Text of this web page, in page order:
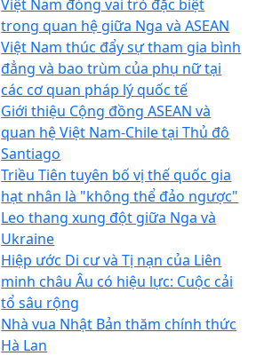
Việt Nam đóng vai trò đặc biệt
trong quan hệ giữa Nga và ASEAN
Việt Nam thúc đẩy sự tham gia bình
đẳng và bao trùm của phụ nữ tại
các cơ quan pháp lý quốc tế
Giới thiệu Cộng đồng ASEAN và
quan hệ Việt Nam-Chile tại Thủ đô
Santiago
Triều Tiên tuyên bố vị thế quốc gia
hạt nhân là "không thể đảo ngược"
Leo thang xung đột giữa Nga và
Ukraine
Hiệp ước Di cư và Tị nạn của Liên
minh châu Âu có hiệu lực: Cuộc cải
tổ sâu rộng
Nhà vua Nhật Bản thăm chính thức
Hà Lan